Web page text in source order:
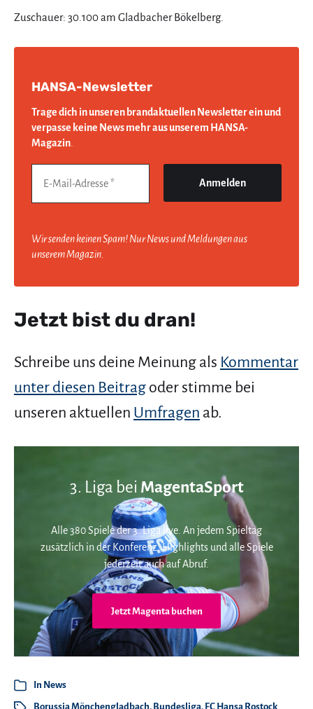
Zuschauer: 30.100 am Gladbacher Bökelberg.
HANSA-Newsletter
Trage dich in unseren brandaktuellen Newsletter ein und
verpasse keine News mehr aus unserem HANSA-
Magazin.
Wir senden keinen Spam! Nur News und Meldungen aus
unserem Magazin.
Jetzt bist du dran!
Schreibe uns deine Meinung als Kommentar
unter diesen Beitrag oder stimme bei
unseren aktuellen Umfragen ab.
3. Liga bei MagentaSport
Alle 380 Spiele der 3. Liga live. An jedem Spieltag
zusätzlich in der Konferenz. Highlights und alle Spiele
jederzeit auch auf Abruf.
Jetzt Magenta buchen
In News
Borussia Mönchengladbach, Bundesliga, FC Hansa Rostock